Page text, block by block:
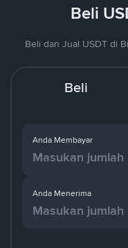
Beli
Beli dan Jual USDT di
Beli
Anda Membayar
Anda Menerima